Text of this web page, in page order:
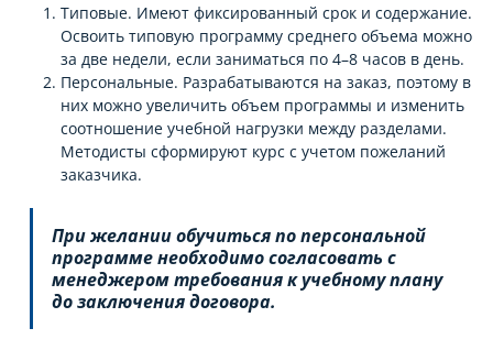
Типовые. Имеют фиксированный срок и содержание.
Освоить типовую программу среднего объема можно
за две недели, если заниматься по 4–8 часов в день.
Персональные. Разрабатываются на заказ, поэтому в
них можно увеличить объем программы и изменить
соотношение учебной нагрузки между разделами.
Методисты сформируют курс с учетом пожеланий
заказчика.
При желании обучиться по персональной
программе необходимо согласовать с
менеджером требования к учебному плану
до заключения договора.